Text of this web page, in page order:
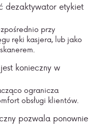
dezaktywator etykiet
przy
ręki kasjera, lub jako
konieczny w
ogranicza
obsługi klientów.
pozwala ponownie